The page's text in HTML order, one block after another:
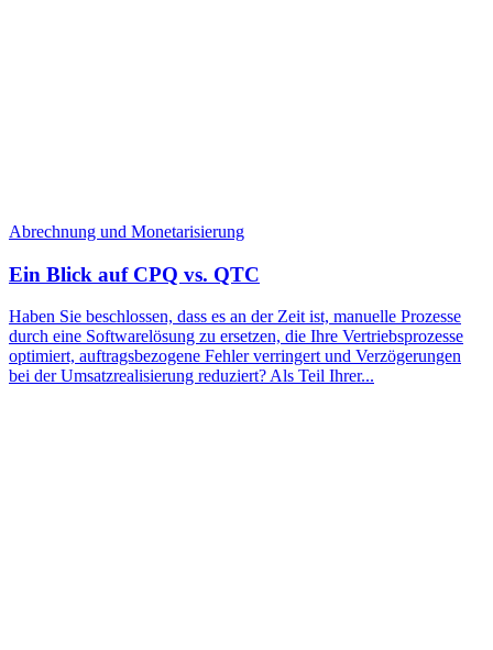
Abrechnung und Monetarisierung
Ein Blick auf CPQ vs. QTC
Haben Sie beschlossen, dass es an der Zeit ist, manuelle Prozesse
durch eine Softwarelösung zu ersetzen, die Ihre Vertriebsprozesse
optimiert, auftragsbezogene Fehler verringert und Verzögerungen
bei der Umsatzrealisierung reduziert? Als Teil Ihrer...